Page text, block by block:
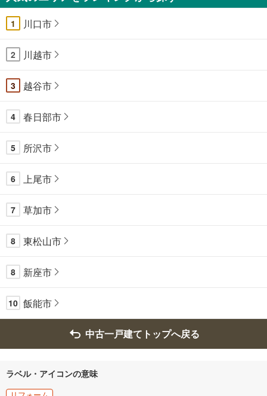
1 川口市
2 川越市
3 越谷市
4 春日部市
5 所沢市
6 上尾市
7 草加市
8 東松山市
8 新座市
10 飯能市
中古一戸建てトップへ戻る
ラベル・アイコンの意味